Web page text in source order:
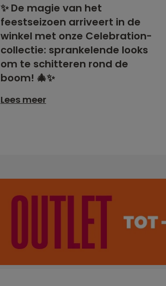
✨ De magie van het
feestseizoen arriveert in de
winkel met onze Celebration-
collectie: sprankelende looks
om te schitteren rond de
boom! 🎄✨
Lees meer